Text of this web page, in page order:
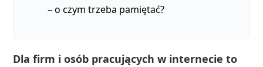
– o czym trzeba pamiętać?
Dla firm i osób pracujących w internecie to